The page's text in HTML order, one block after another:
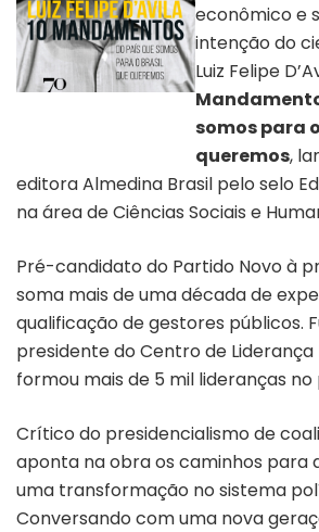
econômico e
intenção do
Luiz Felipe
somos para
queremos,
editora Almedina Brasil pelo selo
na área de Ciências Sociais e
Pré-candidato do Partido Novo à
soma mais de uma década de
qualificação de gestores públicos.
presidente do Centro de Liderança
formou mais de 5 mil lideranças no
Crítico do presidencialismo de
aponta na obra os caminhos para
uma transformação no sistema
Conversando com uma nova